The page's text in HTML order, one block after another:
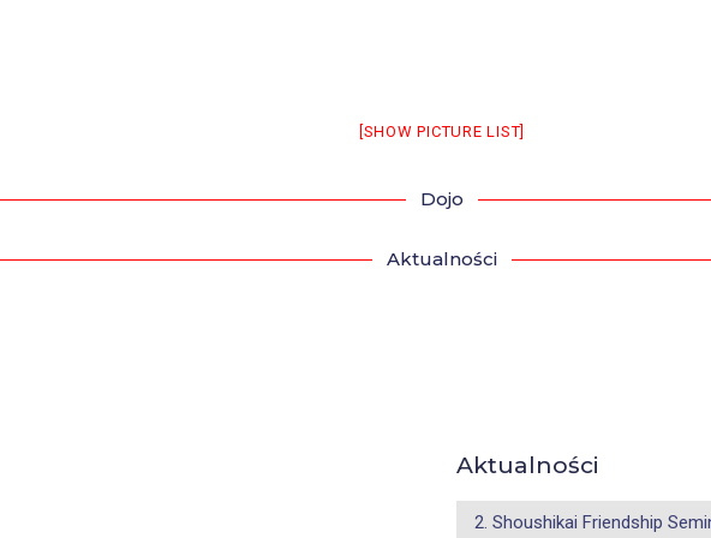
[SHOW PICTURE LIST]
Dojo
Aktualności
Aktualności
2. Shoushikai Friendship